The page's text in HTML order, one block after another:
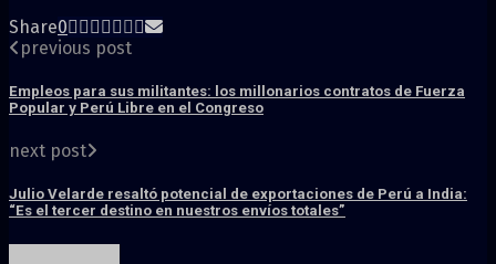
Share0
previous post
Empleos para sus militantes: los millonarios contratos de Fuerza
Popular y Perú Libre en el Congreso
next post
Julio Velarde resaltó potencial de exportaciones de Perú a India:
“Es el tercer destino en nuestros envíos totales”